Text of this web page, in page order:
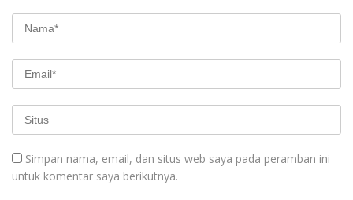
Simpan nama, email, dan situs web saya pada peramban ini
untuk komentar saya berikutnya.